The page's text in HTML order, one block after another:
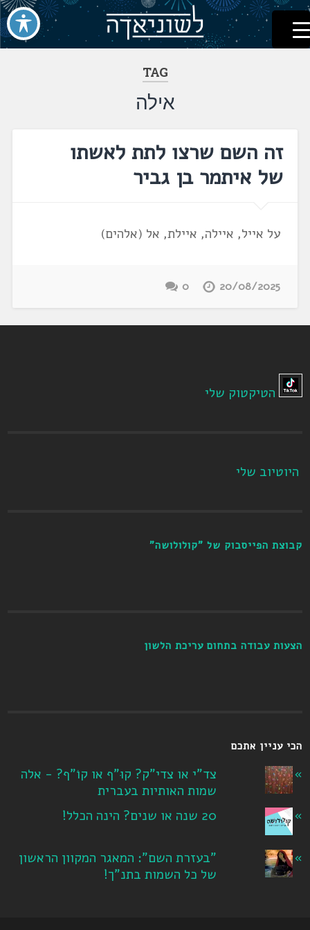
דלג
לתוכן
לשוניאדה
עברית. לשון. שפה
TAG
אילה
זה השם שרצו לתת לאשתו
של איתמר בן גביר
על אייל, איילה, איילת, אל (אלהים)
20/08/2025
0
הטיקטוק שלי
היוטיוב שלי
קבוצת הפייסבוק של "קולולושה"
הצעות עבודה בתחום עריכת הלשון
הכי עניין אתכם
צד"י או צדי"ק? קוּ"ף או קוֹ"ף? - אלה
שמות האותיות בעברית
20 שנה או שנים? הינה הכלל!
"בעזרת השם": המאגר המקוון הראשון
של כל השמות בתנ"ך!